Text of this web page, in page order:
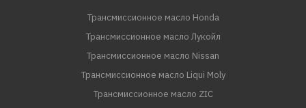
Трансмиссионное масло Honda
Трансмиссионное масло Лукойл
Трансмиссионное масло Nissan
Трансмиссионное масло Liqui Moly
Трансмиссионное масло ZIC